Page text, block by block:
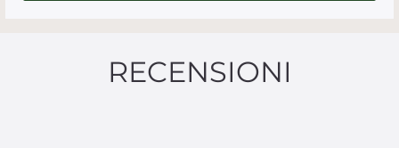
RECENSIONI